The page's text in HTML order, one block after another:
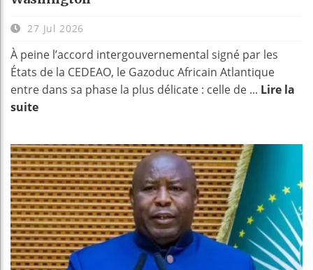
27 Jul 2026
À peine l’accord intergouvernemental signé par les
États de la CEDEAO, le Gazoduc Africain Atlantique
entre dans sa phase la plus délicate : celle de ... Lire la
suite